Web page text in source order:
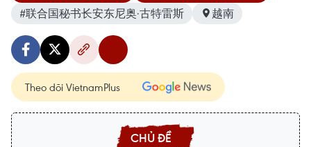
#联合国秘书长安东尼奥·古特雷斯
越南
Theo dõi VietnamPlus